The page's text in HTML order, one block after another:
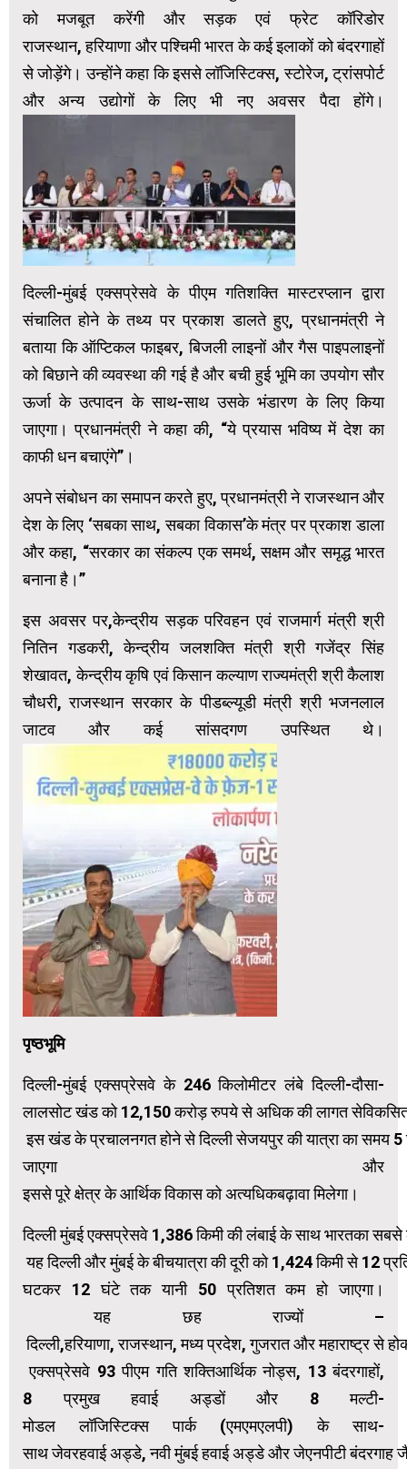
को मजबूत करेंगी और सड़क एवं फ्रेट कॉरिडोर
राजस्थान, हरियाणा और पश्चिमी भारत के कई इलाकों को बंदरगाहों
से जोड़ेंगे। उन्होंने कहा कि इससे लॉजिस्टिक्स, स्टोरेज, ट्रांसपोर्ट
और अन्य उद्योगों के लिए भी नए अवसर पैदा होंगे।
दिल्ली-मुंबई एक्सप्रेसवे के पीएम गतिशक्ति मास्टरप्लान द्वारा
संचालित होने के तथ्य पर प्रकाश डालते हुए, प्रधानमंत्री ने
बताया कि ऑप्टिकल फाइबर, बिजली लाइनों और गैस पाइपलाइनों
को बिछाने की व्यवस्था की गई है और बची हुई भूमि का उपयोग सौर
ऊर्जा के उत्पादन के साथ-साथ उसके भंडारण के लिए किया
जाएगा। प्रधानमंत्री ने कहा की, “ये प्रयास भविष्य में देश का
काफी धन बचाएंगे”।
अपने संबोधन का समापन करते हुए, प्रधानमंत्री ने राजस्थान और
देश के लिए ‘सबका साथ, सबका विकास’के मंत्र पर प्रकाश डाला
और कहा, “सरकार का संकल्प एक समर्थ, सक्षम और समृद्ध भारत
बनाना है।”
इस अवसर पर,केन्द्रीय सड़क परिवहन एवं राजमार्ग मंत्री श्री
नितिन गडकरी, केन्द्रीय जलशक्ति मंत्री श्री गजेंद्र सिंह
शेखावत, केन्द्रीय कृषि एवं किसान कल्याण राज्यमंत्री श्री कैलाश
चौधरी, राजस्थान सरकार के पीडब्ल्यूडी मंत्री श्री भजनलाल
जाटव और कई सांसदगण उपस्थित थे।
पृष्ठभूमि
दिल्ली-मुंबई एक्सप्रेसवे के 246 किलोमीटर लंबे दिल्ली-दौसा-
लालसोट खंड को 12,150 करोड़ रुपये से अधिक की लागत सेविकसित
इस खंड के प्रचालनगत होने से दिल्ली सेजयपुर की यात्रा का
जाएगा और
इससे पूरे क्षेत्र के आर्थिक विकास को अत्यधिकबढ़ावा मिलेगा।
दिल्ली मुंबई एक्सप्रेसवे 1,386 किमी की लंबाई के साथ भारतका सबसे
यह दिल्ली और मुंबई के बीचयात्रा की दूरी को 1,424 किमी से 12
घटकर 12 घंटे तक यानी 50 प्रतिशत कम हो जाएगा।
यह छह राज्यों –
दिल्ली,हरियाणा, राजस्थान, मध्य प्रदेश, गुजरात और महाराष्ट्र
एक्सप्रेसवे 93 पीएम गति शक्तिआर्थिक नोड्स, 13 बंदरगाहों,
8 प्रमुख हवाई अड्डों और 8 मल्टी-
मोडल लॉजिस्टिक्स पार्क (एमएमएलपी) के साथ-
साथ जेवरहवाई अड्डे, नवी मुंबई हवाई अड्डे और जेएनपीटी बंदरगाह